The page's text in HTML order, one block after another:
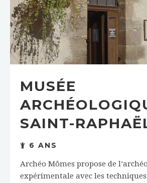
MUSÉE
SAINT-
6 ANS
Archéo Mômes propose de
expérimentale avec les techniques